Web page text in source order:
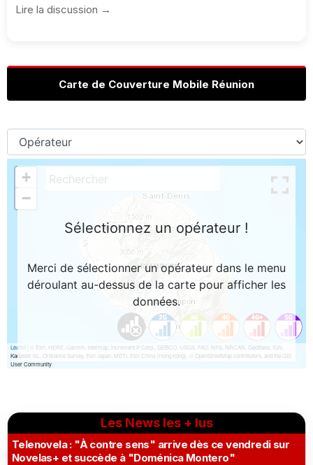
Lire la discussion →
Carte de Couverture Mobile Réunion
Les News les + lus
Telenovela : "À contre sens" arrive dès ce vendredi sur
Novelas+ et succède à "Doménica Montero"